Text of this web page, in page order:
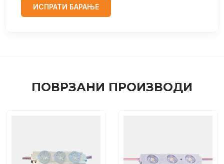
ИСПРАТИ БАРАЊЕ
ПОВРЗАНИ ПРОИЗВОДИ